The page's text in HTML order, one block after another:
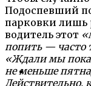
Подоспевший
парковки лишь
водитель этот
попить — часто
«Ждали мы пока
не меньше
Действительно,